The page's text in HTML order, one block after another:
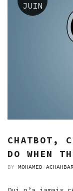
JUIN
CHATBOT,
DO WHEN
BY MOHAMED ACHAHBAR